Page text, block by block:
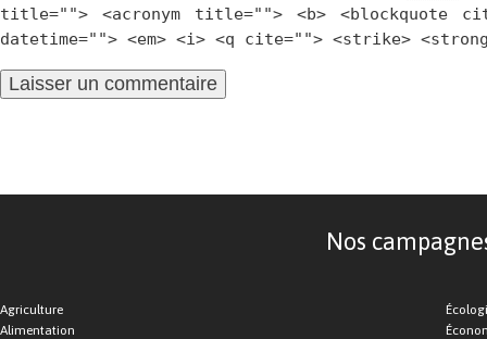
title=""> <acronym title=""> <b> <blockquote
datetime=""> <em> <i> <q cite=""> <strike>
Nos
Agriculture
Alimentation